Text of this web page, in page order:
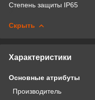
Степень защиты IP65
Скрыть
Характеристики
Основные атрибуты
Производитель